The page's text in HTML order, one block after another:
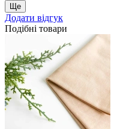
Ще
Додати відгук
Подібні товари